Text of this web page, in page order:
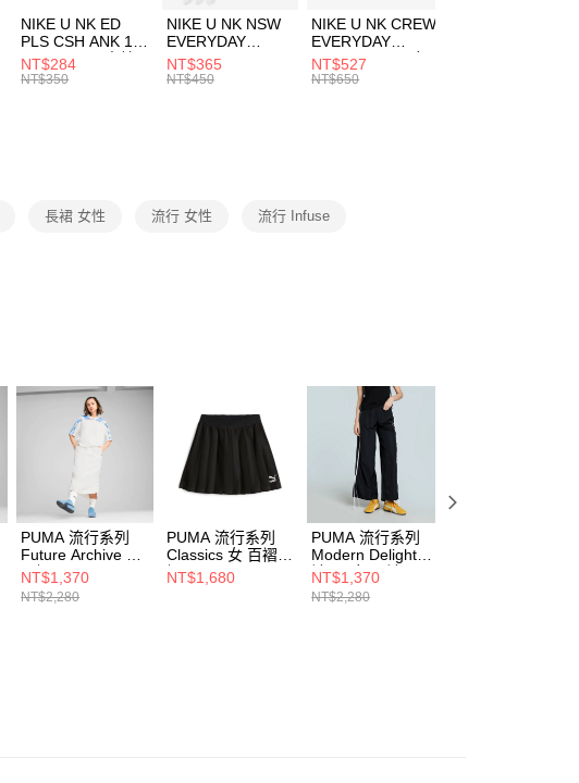
３．收到繳費通知簡訊後14天內，點擊此簡訊中的連結，可透過四大超商
／ATM／網路銀行／等多元方式進行付款，方視為交易完成。
※ 請注意：結帳手續完成當下不需立刻繳費，但若您需要取消訂單，請聯
絡購買商品的店家。未經商家同意取消之訂單仍視為有效，需透過AFTEE
先享後付繳納相關費用。
交易，需依本服務之必要範圍內提供個人資料，並將交易相關給付款項請
結果請求用戶進行身份認證。
５．嚴禁一人註冊多個帳號或使用他人資訊註冊。若發現惡意使用之情
形，恩沛科技股份有限公司將有權停止該用戶之使用額度並採取法律行
付款後門市自取
每筆NT$100，滿NT$1,500(含以上)免運費
NIKE U NK ED
PLS CSH ANK 1P
144 DBL 男 中統
襪 DH4058104
NT$284
NT$350
NIKE U NK NSW
EVERYDAY
ESSENTIAL CR
男女 短統襪
NT$365
NT$450
NIKE U NK CREW
EVERYDAY
BBALL 3PR 男女
長統襪
NT$527
NT$650
長裙 女性 流行 女性 流行 Infuse
PUMA 流行系列
Future Archive 女
長裙 62978402
NT$1,370
NT$2,280
PUMA 流行系列
Classics 女 百褶短
裙 62423701
NT$1,680
PUMA 流行系列
Modern Delight長
褲(F) 女 長褲
68956301
NT$1,370
NT$2,280